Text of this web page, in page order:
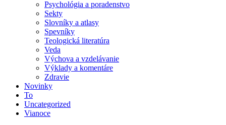
Psychológia a poradenstvo
Sekty
Slovníky a atlasy
Spevníky
Teologická literatúra
Veda
Výchova a vzdelávanie
Výklady a komentáre
Zdravie
Novinky
To
Uncategorized
Vianoce